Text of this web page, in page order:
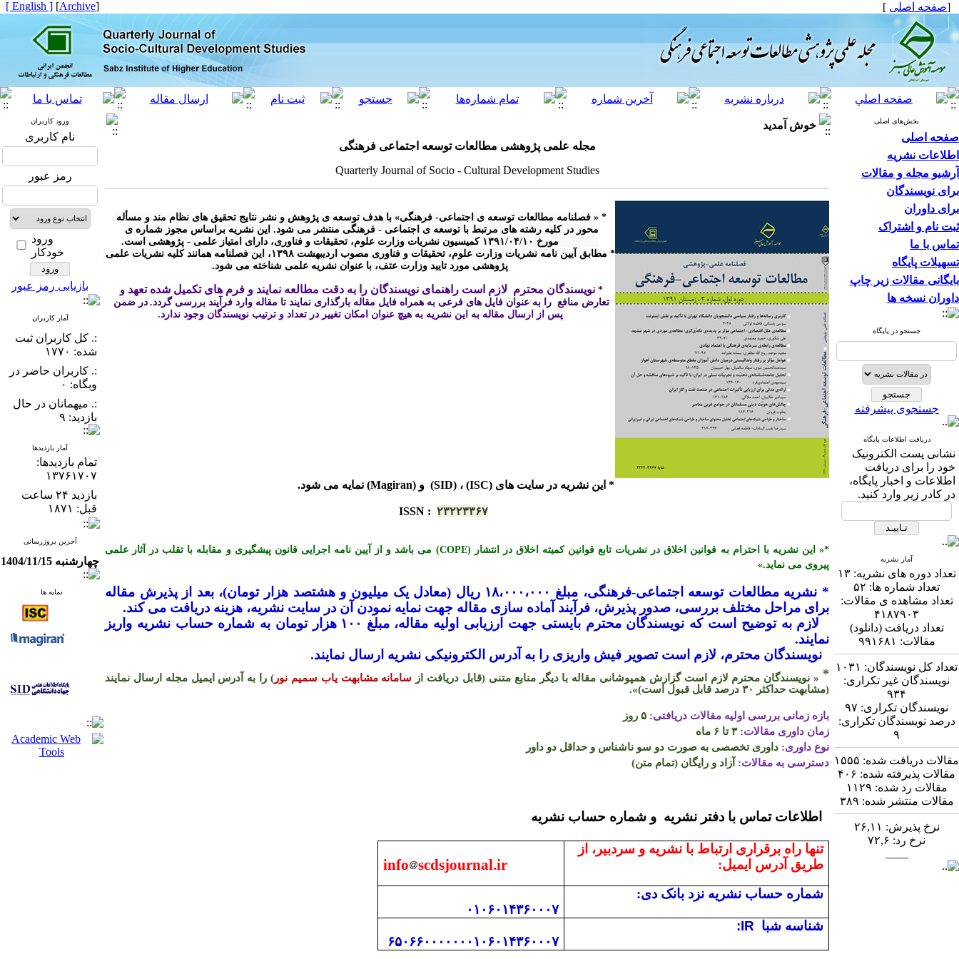
[صفحه اصلی ]
[
Archive
]
[ English ]
بخش‌های اصلی
صفحه اصلی
اطلاعات نشریه
آرشیو مجله و مقالات
برای نویسندگان
برای داوران
ثبت نام و اشتراک
تماس با ما
تسهیلات پایگاه
بایگانی مقالات زیر چاپ
داوران نسخه ها
جستجو در پایگاه
جستجوی پیشرفته
دریافت اطلاعات پایگاه
نشانی پست الكترونیک
خود را برای دریافت
اطلاعات و اخبار پایگاه،
در كادر زیر وارد كنید.
آمار نشریه
تعداد دوره های نشریه:۱۳
تعداد شماره ها: ۵۲
تعداد مشاهده ی مقالات:
۴۱۸۷۹۰۳
تعداد دریافت (دانلود)
مقالات: ۹۹۱۶۸۱
تعداد کل نویسندگان: ۱۰۳۱
نویسندگان غیر تکراری:
۹۳۴
نویسندگان تکراری: ۹۷
درصد نویسندگان تکراری:
۹
مقالات دریافت شده: ۱۵۵۵
مقالات پذیرفته شده: ۴۰۶
مقالات رد شده: ۱۱۲۹
مقالات منتشر شده: ۳۸۹
نرخ پذیرش: ۲۶,۱۱
نرخ رد: ۷۲,۶
خوش آمدید
مجله علمی پژوهشی مطالعات توسعه اجتماعی فرهنگی
Quarterly Journal of Socio - Cultural Development Studies
پژوهشی مورد تایید وزارت عتف، با عنوان نشریه علمی شناخته می شود.
* نویسندگان محترم  لازم است راهنمای نویسندگان را به دقت مطالعه نمایند و فرم های تکمیل شده تعهد
تعارض منافع  را به عنوان فایل های فرعی به همراه فایل مقاله بارگذاری نمایند تا مقاله وارد فرآیند بررسی گردد. در ضمن
پس از ارسال مقاله به این نشریه به هیچ عنوان امکان تغییر در تعداد و ترتیب نویسندگان وجود ندارد.
* این نشریه در سایت های (ISC) ، (SID) و (Magiran) نمایه می شود.
ISSN : ۲۳۲۲۳۳۶۷
*« این نشریه با احترام به قوانین اخلاق در نشریات تابع قوانین کمیته اخلاق در انتشار (COPE) می باشد و از آیین نامه اجرایی قانون پیشگیری و مقابله با تقلب در آثار علمی
پیروی می نماید.»
* نشریه مطالعات توسعه اجتماعی-
فرهنگی، مبلغ ۱۸،۰۰۰،۰۰۰ ریال (معادل یک میلیون و هشتصد هزار تومان)، بعد از پذیرش مقاله
برای مراحل مختلف بررسی، صدور پذیرش، فرآیند آماده سازی مقاله جهت نمایه نمودن آن در سایت نشریه، هزینه دریافت می­ کند.
لازم به توضیح است که نویسندگان محترم بایستی جهت ارزیابی اولیه مقاله، مبلغ ۱۰۰ هزار تومان به شماره حساب نشریه واریز
نمایند.
نویسندگان محترم، لازم است تصویر فیش واریزی را به آدرس الکترونیکی نشریه ارسال نمایند.
* « نویسندگان محترم لازم است گزارش همپوشانی مقاله با دیگر منابع متنی (قابل دریافت از سامانه مشابهت یاب سمیم نور) را به آدرس ایمیل مجله ارسال نمایند
(مشابهت حداکثر
۳۰ درصد قابل قبول است)«
.
بازه زمانی بررسی اولیه مقالات دریافتی: ۵ روز
زمان داوری مقالات:۳ تا ۶ ماه
نوع داوری: داوری تخصصی به صورت دو سو ناشناس و حداقل دو داور
دسترسی به مقالات: آزاد و رایگان (تمام متن)
اطلاعات تماس با دفتر نشریه و شماره حساب نشریه
تنها راه برقراری ارتباط با نشریه و سردبیر، از
طریق آدرس ایمیل:
info scdsjournal.ir
شماره حساب نشریه نزد بانک دی:
۰۱۰۶۰۱۴۳۶۰۰۰۷
شناسه شبا :IR
۶۵۰۶۶۰۰۰۰۰۰۰۱۰۶۰۱۴۳۶۰۰۰۷
ورود کاربران
نام کاربری
رمز عبور
ورود
خودکار
بازیابی رمز عبور
آمار کاربران
:. کل کاربران ثبت
شده: ۱۷۷۰
:. کاربران حاضر در
وبگاه: ۰
:. میهمانان در حال
بازدید: ۹
آمار بازدیدها
تمام بازدید‌ها:
۱۳۷۶۱۷۰۷
بازدید ۲۴ ساعت
قبل: ۱۸۷۱
آخرین بروزرسانی
چهارشنبه 1404/11/15
نمایه ها